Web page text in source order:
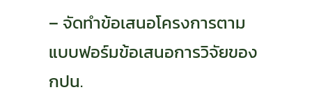
– จัดทำข้อเสนอโครงการตาม
แบบฟอร์มข้อเสนอการวิจัยของ
กปน.